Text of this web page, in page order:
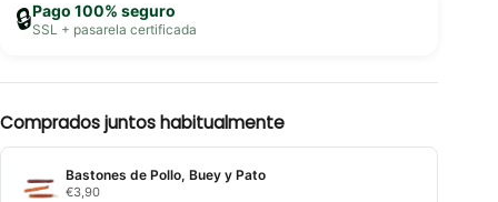
🔒Pago 100% seguro
SSL + pasarela certificada
Comprados juntos habitualmente
Bastones de Pollo, Buey y Pato
€3,90